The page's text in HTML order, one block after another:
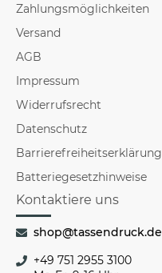
Zahlungsmöglichkeiten
Versand
AGB
Impressum
Widerrufsrecht
Datenschutz
Barrierefreiheitserklärung
Batteriegesetzhinweise
Kontaktiere uns
shop@tassendruck.de
+49 751 2955 3100